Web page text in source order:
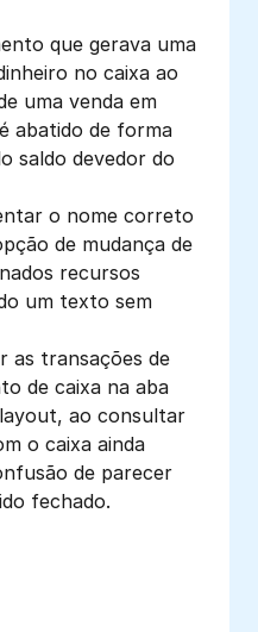
que gerava uma
no caixa ao
uma venda em
abatido de forma
saldo devedor do
o nome correto
de mudança de
recursos
um texto sem
as transações de
de caixa na aba
ao consultar
o caixa ainda
de parecer
fechado.